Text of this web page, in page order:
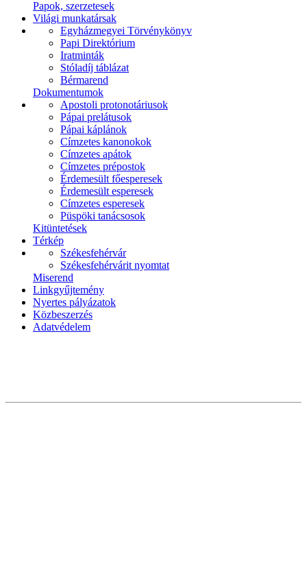
Papok, szerzetesek
Világi munkatársak
Egyházmegyei Törvénykönyv
Papi Direktórium
Iratminták
Stóladíj táblázat
Bérmarend
Dokumentumok
Apostoli protonotáriusok
Pápai prelátusok
Pápai káplánok
Címzetes kanonokok
Címzetes apátok
Címzetes prépostok
Érdemesült főesperesek
Érdemesült esperesek
Címzetes esperesek
Püspöki tanácsosok
Kitüntetések
Térkép
Székesfehérvár
Székesfehérvárit nyomtat
Miserend
Linkgyűjtemény
Nyertes pályázatok
Közbeszerzés
Adatvédelem